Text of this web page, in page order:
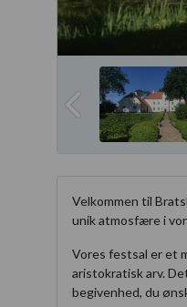
Velkommen til
unik atmosfære i
Vores festsal er et
aristokratisk arv.
begivenhed, du